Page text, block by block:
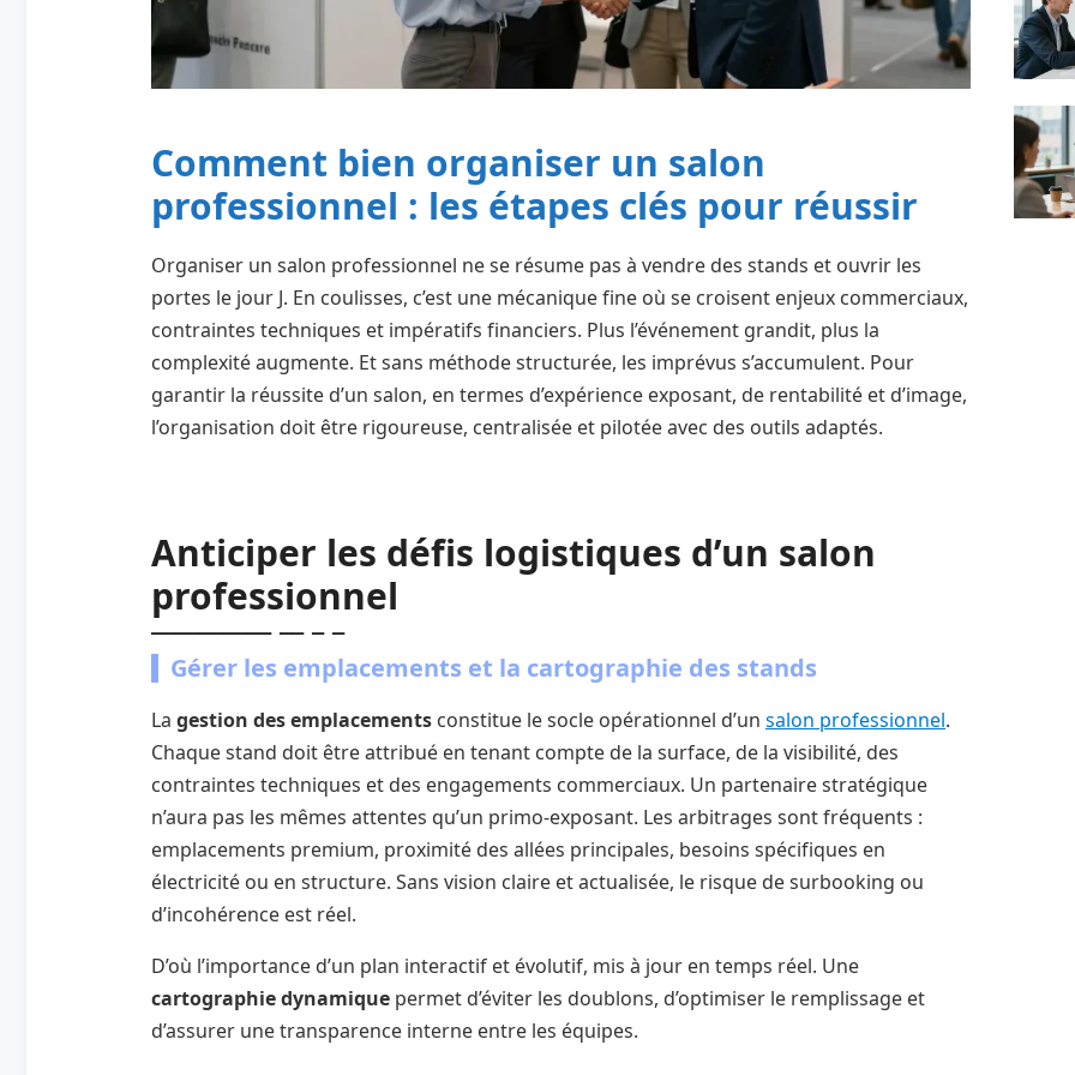
Comment bien organiser un salon
professionnel : les étapes clés pour réussir
Organiser un salon professionnel ne se résume pas à vendre des stands et ouvrir les
portes le jour J. En coulisses, c’est une mécanique fine où se croisent enjeux commerciaux,
contraintes techniques et impératifs financiers. Plus l’événement grandit, plus la
complexité augmente. Et sans méthode structurée, les imprévus s’accumulent. Pour
garantir la réussite d’un salon, en termes d’expérience exposant, de rentabilité et d’image,
l’organisation doit être rigoureuse, centralisée et pilotée avec des outils adaptés.
Anticiper les défis logistiques d’un salon
professionnel
Gérer les emplacements et la cartographie des stands
La gestion des emplacements constitue le socle opérationnel d’un salon professionnel.
Chaque stand doit être attribué en tenant compte de la surface, de la visibilité, des
contraintes techniques et des engagements commerciaux. Un partenaire stratégique
n’aura pas les mêmes attentes qu’un primo-exposant. Les arbitrages sont fréquents :
emplacements premium, proximité des allées principales, besoins spécifiques en
électricité ou en structure. Sans vision claire et actualisée, le risque de surbooking ou
d’incohérence est réel.
D’où l’importance d’un plan interactif et évolutif, mis à jour en temps réel. Une
cartographie dynamique permet d’éviter les doublons, d’optimiser le remplissage et
d’assurer une transparence interne entre les équipes.